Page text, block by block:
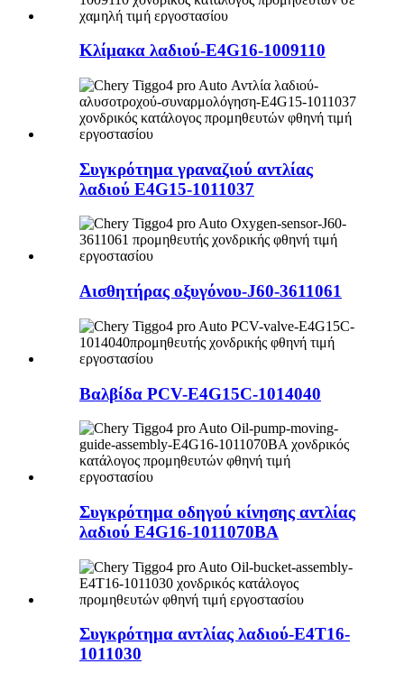
Κλίμακα λαδιού-E4G16-1009110
Συγκρότημα γραναζιού αντλίας
λαδιού E4G15-1011037
Αισθητήρας οξυγόνου-J60-3611061
Βαλβίδα PCV-E4G15C-1014040
Συγκρότημα οδηγού κίνησης αντλίας
λαδιού E4G16-1011070BA
Συγκρότημα αντλίας λαδιού-E4T16-
1011030